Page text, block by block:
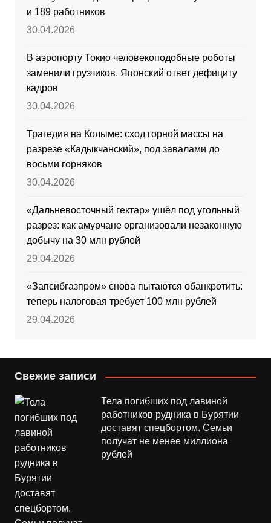
и 189 работников
30.04.2026
В аэропорту Токио человекоподобные роботы
заменили грузчиков. Японский ответ дефициту
кадров
30.04.2026
Трагедия на Колыме: сход горной массы на
разрезе «Кадыкчанский», под завалами до
восьми горняков
30.04.2026
«Дальневосточный гектар» ушёл под угольный
разрез: как амурчане организовали незаконную
добычу на 30 млн рублей
29.04.2026
«Запсибгазпром» снова пытаются обанкротить:
теперь налоговая требует 100 млн рублей
29.04.2026
Свежие записи
Тела погибших под лавиной
работников рудника в Бурятии
доставят спецбортом. Семьи
получат не менее миллиона
рублей